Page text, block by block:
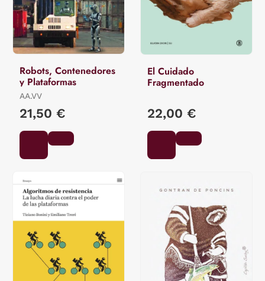
Robots, Contenedores
y Plataformas
AA.VV
21,50 €
El Cuidado
Fragmentado
22,00 €